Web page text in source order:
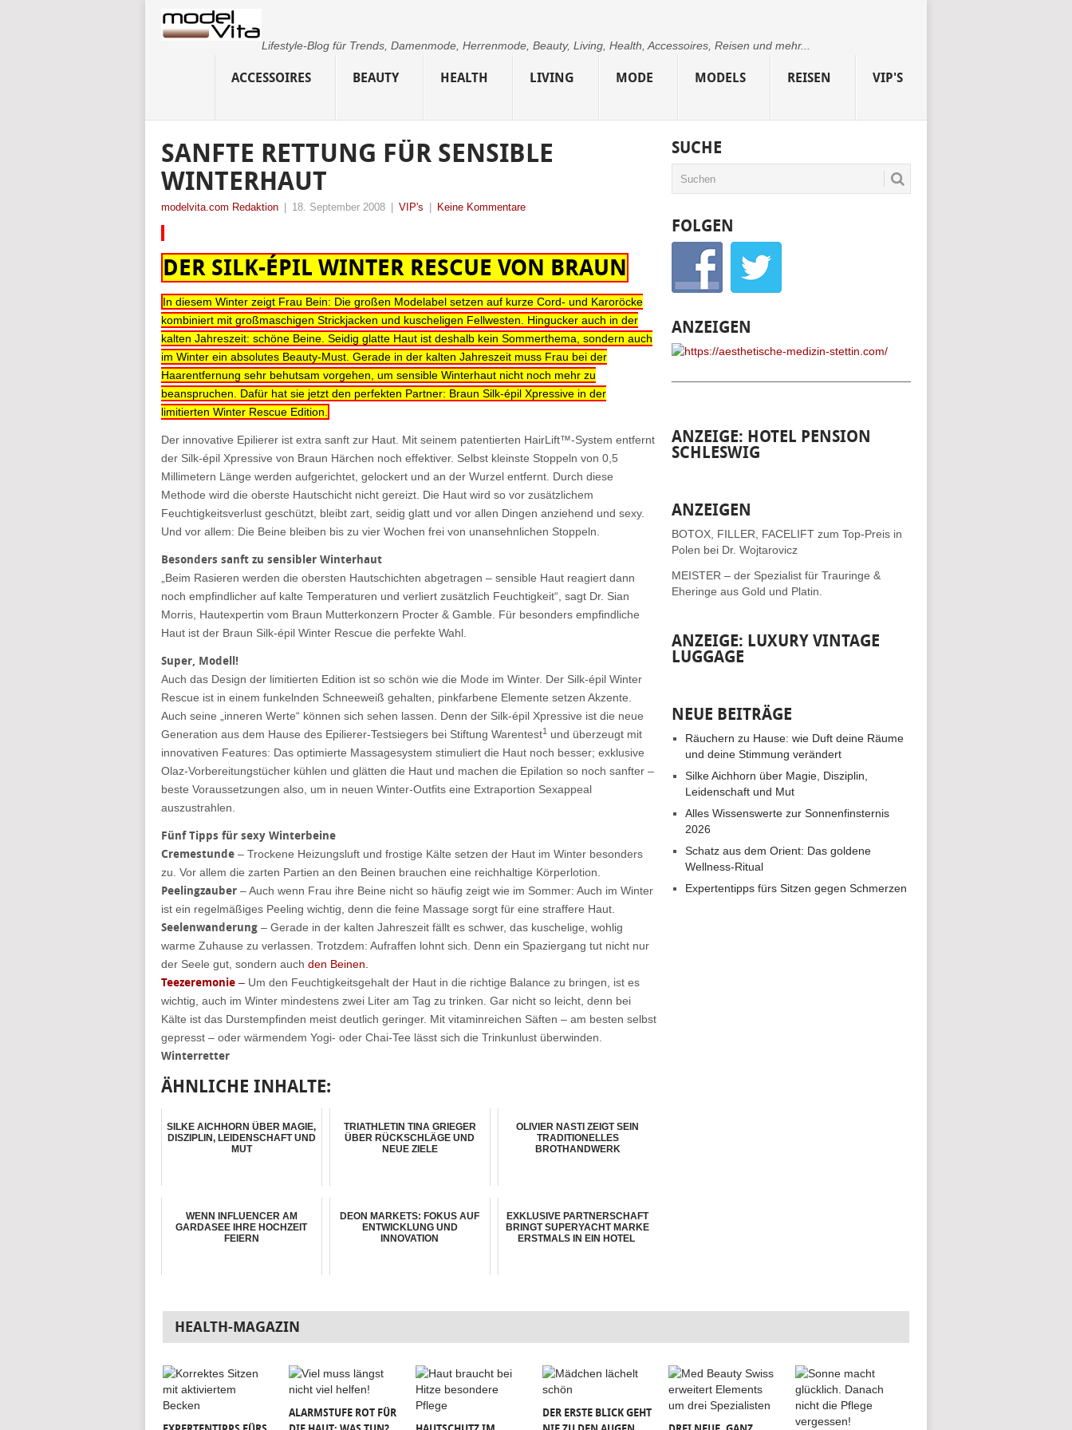
Lifestyle-Blog für Trends, Damenmode, Herrenmode, Beauty, Living, Health, Accessoires, Reisen und mehr...
ACCESSOIRES BEAUTY HEALTH LIVING MODE MODELS REISEN VIP'S
SANFTE RETTUNG FÜR SENSIBLE
WINTERHAUT
modelvita.com Redaktion 18. September 2008 VIP's Keine Kommentare
DER SILK-ÉPIL WINTER RESCUE VON BRAUN
In diesem Winter zeigt Frau Bein: Die großen Modelabel setzen auf kurze Cord- und Karoröcke
kombiniert mit großmaschigen Strickjacken und kuscheligen Fellwesten. Hingucker auch in der
kalten Jahreszeit: schöne Beine. Seidig glatte Haut ist deshalb kein Sommerthema, sondern auch
im Winter ein absolutes Beauty-Must. Gerade in der kalten Jahreszeit muss Frau bei der
Haarentfernung sehr behutsam vorgehen, um sensible Winterhaut nicht noch mehr zu
beanspruchen. Dafür hat sie jetzt den perfekten Partner: Braun Silk-épil Xpressive in der
limitierten Winter Rescue Edition.
Der innovative Epilierer ist extra sanft zur Haut. Mit seinem patentierten HairLift™-System entfernt
der Silk-épil Xpressive von Braun Härchen noch effektiver. Selbst kleinste Stoppeln von 0,5
Millimetern Länge werden aufgerichtet, gelockert und an der Wurzel entfernt. Durch diese
Methode wird die oberste Hautschicht nicht gereizt. Die Haut wird so vor zusätzlichem
Feuchtigkeitsverlust geschützt, bleibt zart, seidig glatt und vor allen Dingen anziehend und sexy.
Und vor allem: Die Beine bleiben bis zu vier Wochen frei von unansehnlichen Stoppeln.
Besonders sanft zu sensibler Winterhaut
„Beim Rasieren werden die obersten Hautschichten abgetragen – sensible Haut reagiert dann
noch empfindlicher auf kalte Temperaturen und verliert zusätzlich Feuchtigkeit“, sagt Dr. Sian
Morris, Hautexpertin vom Braun Mutterkonzern Procter & Gamble. Für besonders empfindliche
Haut ist der Braun Silk-épil Winter Rescue die perfekte Wahl.
Super, Modell!
Auch das Design der limitierten Edition ist so schön wie die Mode im Winter. Der Silk-épil Winter
Rescue ist in einem funkelnden Schneeweiß gehalten, pinkfarbene Elemente setzen Akzente.
Auch seine „inneren Werte“ können sich sehen lassen. Denn der Silk-épil Xpressive ist die neue
Generation aus dem Hause des Epilierer-Testsiegers bei Stiftung Warentest1 und überzeugt mit
innovativen Features: Das optimierte Massagesystem stimuliert die Haut noch besser; exklusive
Olaz-Vorbereitungstücher kühlen und glätten die Haut und machen die Epilation so noch sanfter –
beste Voraussetzungen also, um in neuen Winter-Outfits eine Extraportion Sexappeal
auszustrahlen.
Fünf Tipps für sexy Winterbeine
Cremestunde – Trockene Heizungsluft und frostige Kälte setzen der Haut im Winter besonders
zu. Vor allem die zarten Partien an den Beinen brauchen eine reichhaltige Körperlotion.
Peelingzauber – Auch wenn Frau ihre Beine nicht so häufig zeigt wie im Sommer: Auch im Winter
ist ein regelmäßiges Peeling wichtig, denn die feine Massage sorgt für eine straffere Haut.
Seelenwanderung – Gerade in der kalten Jahreszeit fällt es schwer, das kuschelige, wohlig
warme Zuhause zu verlassen. Trotzdem: Aufraffen lohnt sich. Denn ein Spaziergang tut nicht nur
der Seele gut, sondern auch den Beinen.
Teezeremonie – Um den Feuchtigkeitsgehalt der Haut in die richtige Balance zu bringen, ist es
wichtig, auch im Winter mindestens zwei Liter am Tag zu trinken. Gar nicht so leicht, denn bei
Kälte ist das Durstempfinden meist deutlich geringer. Mit vitaminreichen Säften – am besten selbst
gepresst – oder wärmendem Yogi- oder Chai-Tee lässt sich die Trinkunlust überwinden.
Winterretter
ÄHNLICHE INHALTE:
SILKE AICHHORN ÜBER MAGIE,
DISZIPLIN, LEIDENSCHAFT UND
MUT
TRIATHLETIN TINA GRIEGER
ÜBER RÜCKSCHLÄGE UND
NEUE ZIELE
OLIVIER NASTI ZEIGT SEIN
TRADITIONELLES
BROTHANDWERK
WENN INFLUENCER AM
GARDASEE IHRE HOCHZEIT
FEIERN
DEON MARKETS: FOKUS AUF
ENTWICKLUNG UND
INNOVATION
EXKLUSIVE PARTNERSCHAFT
BRINGT SUPERYACHT MARKE
ERSTMALS IN EIN HOTEL
SUCHE
FOLGEN
ANZEIGEN
ANZEIGE: HOTEL PENSION
SCHLESWIG
ANZEIGEN
BOTOX, FILLER, FACELIFT zum Top-Preis in
Polen bei Dr. Wojtarovicz
MEISTER – der Spezialist für Trauringe &
Eheringe aus Gold und Platin.
ANZEIGE: LUXURY VINTAGE
LUGGAGE
NEUE BEITRÄGE
Räuchern zu Hause: wie Duft deine Räume
und deine Stimmung verändert
Silke Aichhorn über Magie, Disziplin,
Leidenschaft und Mut
Alles Wissenswerte zur Sonnenfinsternis
2026
Schatz aus dem Orient: Das goldene
Wellness-Ritual
Expertentipps fürs Sitzen gegen Schmerzen
HEALTH-MAGAZIN
ALARMSTUFE ROT FÜR
DER ERSTE BLICK GEHT